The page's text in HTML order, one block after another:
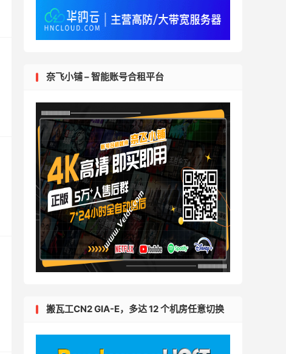
奈飞小铺 – 智能账号合租平台
搬瓦工CN2 GIA-E，多达 12 个机房任意切换